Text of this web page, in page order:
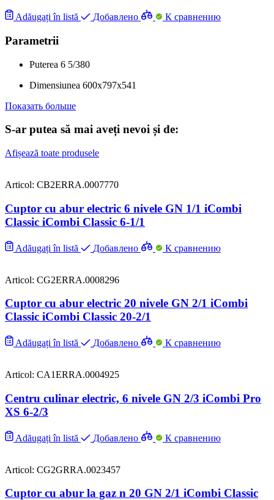
Adăugați în listă Добавлено К сравнению
Parametrii
Puterea 6 5/380
Dimensiunea 600x797x541
Показать больше
S-ar putea să mai aveți nevoi și de:
Afișează toate produsele
Articol: CB2ERRA.0007770
Cuptor cu abur electric 6 nivele GN 1/1 iCombi
Classic iCombi Classic 6-1/1
Adăugați în listă Добавлено К сравнению
Articol: CG2ERRA.0008296
Cuptor cu abur electric 20 nivele GN 2/1 iCombi
Classic iCombi Classic 20-2/1
Adăugați în listă Добавлено К сравнению
Articol: CA1ERRA.0004925
Centru culinar electric, 6 nivele GN 2/3 iCombi Pro
XS 6-2/3
Adăugați în listă Добавлено К сравнению
Articol: CG2GRRA.0023457
Cuptor cu abur la gaz n 20 GN 2/1 iCombi Classic